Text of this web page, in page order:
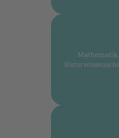
Mathematik,